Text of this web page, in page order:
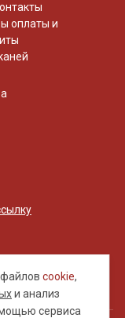
файловcookie,
и анализ
сервиса
оплаты и